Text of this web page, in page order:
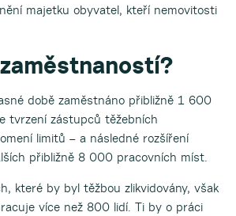
majetku obyvatel, kteří nemovitosti
době zaměstnáno přibližně 1 600
tvrzení zástupců těžebních
limitů – a následné rozšíření
přibližně 8 000 pracovních míst.
které by byl těžbou zlikvidovány, však
více než 800 lidí. Ti by o práci